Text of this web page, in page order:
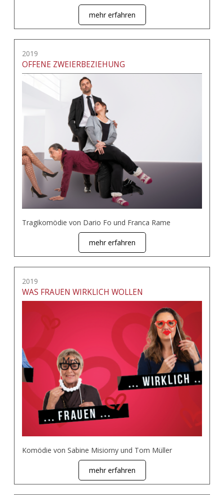
mehr erfahren
2019
OFFENE ZWEIERBEZIEHUNG
Tragikomödie von Dario Fo und Franca Rame
mehr erfahren
2019
WAS FRAUEN WIRKLICH WOLLEN
Komödie von Sabine Misiorny und Tom Müller
mehr erfahren